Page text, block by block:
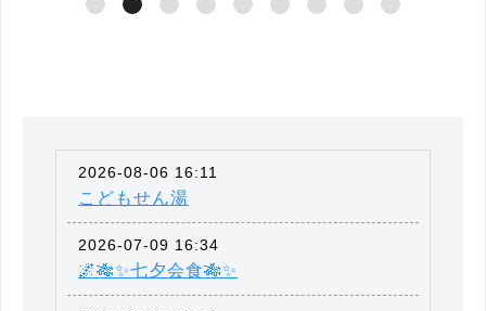
2026-08-06 16:11
こどもせん湯
2026-07-09 16:34
🌌🎋✨七夕会食🎋✨